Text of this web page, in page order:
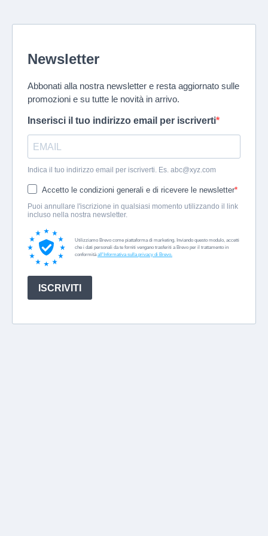
Newsletter
Abbonati alla nostra newsletter e resta aggiornato sulle
promozioni e su tutte le novità in arrivo.
Inserisci il tuo indirizzo email per iscriverti
Indica il tuo indirizzo email per iscriverti. Es. abc@xyz.com
Accetto le condizioni generali e di ricevere le newsletter
Puoi annullare l'iscrizione in qualsiasi momento utilizzando il link
incluso nella nostra newsletter.
Utilizziamo Brevo come piattaforma di marketing. Inviando questo modulo, accetti
che i dati personali da te forniti vengano trasferiti a Brevo per il trattamento in
conformità all'Informativa sulla privacy di Brevo.
ISCRIVITI